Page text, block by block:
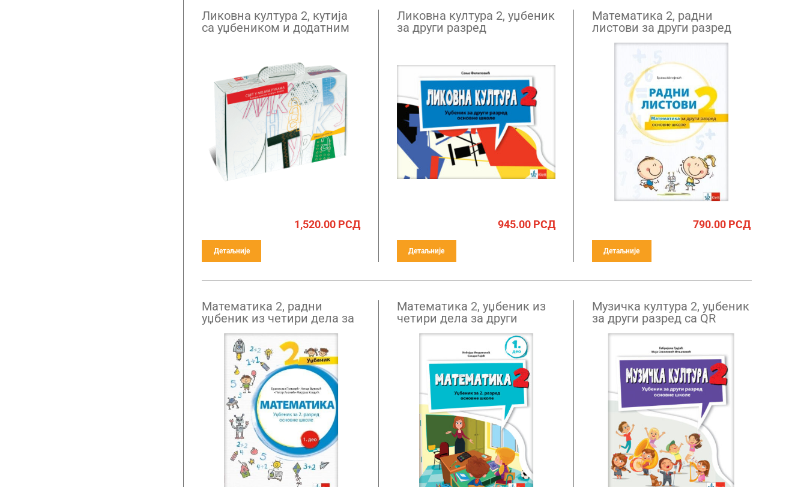
Ликовна култура 2, кутија
са уџбеником и додатним
1,520.00РСД
Детаљније
Ликовна култура 2, уџбеник
за други разред
945.00РСД
Детаљније
Математика 2, радни
листови за други разред
790.00РСД
Детаљније
Математика 2, радни
уџбеник из четири дела за
други разред
Математика 2, уџбеник из
четири дела за други
разред НОВО
Музичка култура 2, уџбеник
за други разред са QR
кодом